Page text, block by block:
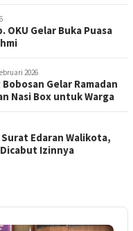
OKU Gelar Buka Puasa
2026
Gelar Ramadan
Nasi Box untuk Warga
Edaran Walikota,
Izinnya